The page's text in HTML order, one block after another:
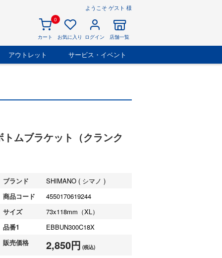
ようこそ ゲスト 様
0
カート お気に入り ログイン 店舗一覧
アウトレット サービス・イベント
ムブラケット（クランク
ブランド
SHIMANO ( シマノ )
商品コード
4550170619244
サイズ
73x118mm（XL）
品番1
EBBUN300C18X
販売価格
2,850円 (税込)